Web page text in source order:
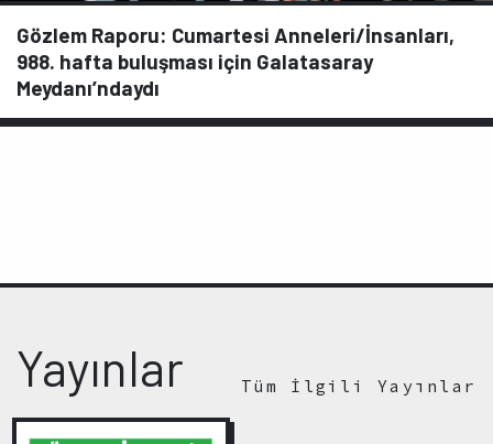
Gözlem Raporu: Cumartesi Anneleri/İnsanları,
988. hafta buluşması için Galatasaray
Meydanı’ndaydı
Yayınlar Tüm İlgili Yayınlar